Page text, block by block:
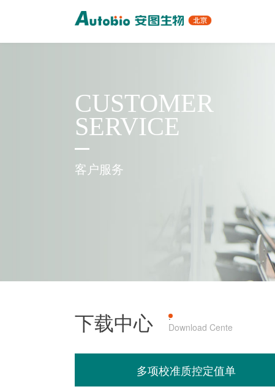
CUSTOMER
SERVICE
客户服务
下载中心 ·
Download Cente
多项校准质控定值单